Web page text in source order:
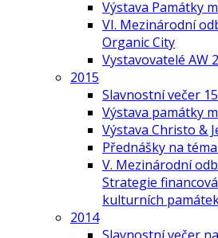
Výstava Památky
VI. Mezinárodní
Organic City
Vystavovatelé AW
2015
Slavnostní večer
Výstava památky
Výstava Christo &
Přednášky na
V. Mezinárodní
Strategie
kulturních
2014